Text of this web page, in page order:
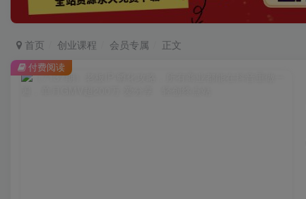
首页 创业课程 会员专属 正文
付费阅读